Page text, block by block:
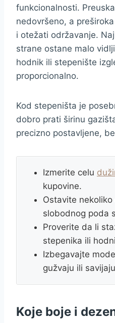
funkcionalnosti.
nedovršeno, a
i otežati održavanje.
strane ostane malo
hodnik ili stepenište
proporcionalno.
Kod stepeništa je
dobro prati širinu
precizno postavljene,
Izmerite celu
kupovine.
Ostavite
slobodnog poda
Proverite da li
stepenika ili
Izbegavajte
gužvaju ili
Koje boje i